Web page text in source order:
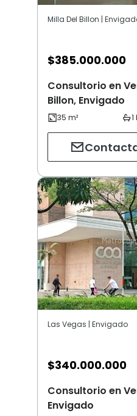
Milla Del Billon |
$385.000.000
Consultorio en
Billon, Envigado
Las Vegas | Envigado
$340.000.000
Consultorio en
Envigado